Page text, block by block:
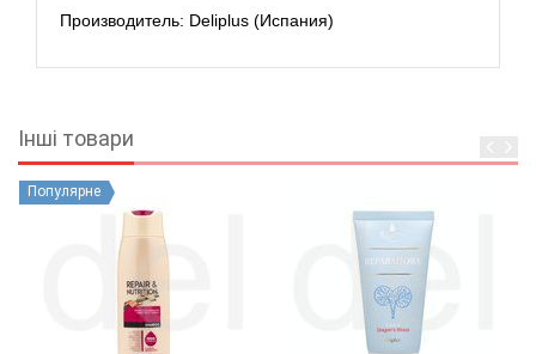
Производитель: Deliplus (Испания)
Інші товари
Популярне